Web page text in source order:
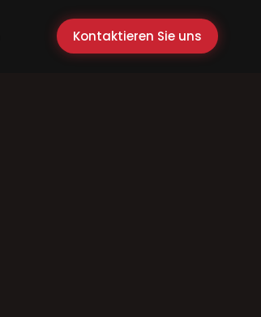
Kontaktieren Sie uns